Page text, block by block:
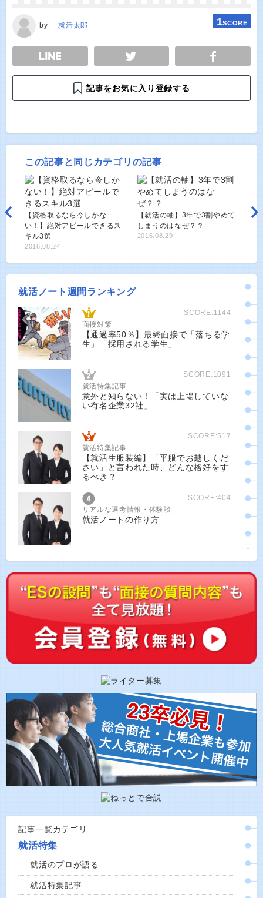
by 就活太郎 1SCORE
TWEET
記事をお気に入り登録する
この記事と同じカテゴリの記事
【資格取るなら今しかな
い！】絶対アピールできるス
キル3選
2016.08.24
【就活の軸】3年で3割やめて
しまうのはなぜ？？
2016.08.29
就活ノート週間ランキング
SCORE:1144
面接対策
【通過率50％】最終面接で「落ちる学
生」「採用される学生」
SCORE:1091
就活特集記事
意外と知らない！「実は上場していな
い有名企業32社」
SCORE:517
就活特集記事
【就活生服装編】「平服でお越しくだ
さい」と言われた時、どんな格好をす
るべき？
SCORE:404
リアルな選考情報・体験談
就活ノートの作り方
記事一覧カテゴリ
就活特集
就活のプロが語る
就活特集記事